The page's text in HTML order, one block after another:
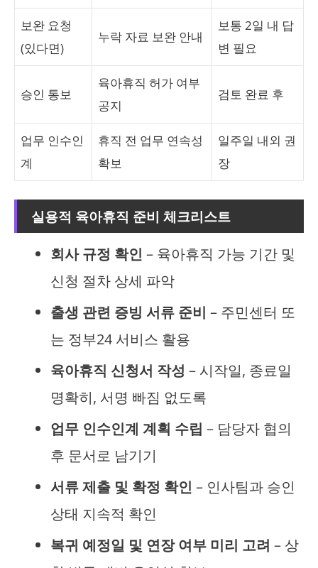
보완 요청
(있다면)
누락 자료 보완 안내
보통 2일 내 답
변 필요
승인 통보
육아휴직 허가 여부
공지
검토 완료 후
업무 인수인
계
휴직 전 업무 연속성
확보
일주일 내외 권
장
실용적 육아휴직 준비 체크리스트
회사 규정 확인 – 육아휴직 가능 기간 및
신청 절차 상세 파악
출생 관련 증빙 서류 준비 – 주민센터 또
는 정부24 서비스 활용
육아휴직 신청서 작성 – 시작일, 종료일
명확히, 서명 빠짐 없도록
업무 인수인계 계획 수립 – 담당자 협의
후 문서로 남기기
서류 제출 및 확정 확인 – 인사팀과 승인
상태 지속적 확인
복귀 예정일 및 연장 여부 미리 고려 – 상